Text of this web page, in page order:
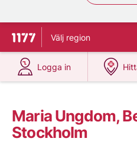
Till startsidan för 1177
Välj region
Logga in
på 1177.se
Maria Ungdom,
Stockholm